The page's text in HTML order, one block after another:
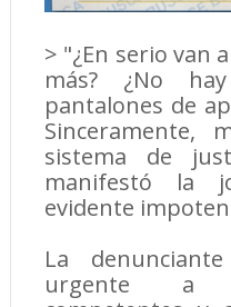
> "¿En serio van
más? ¿No
pantalones de
Sinceramente,
sistema de
manifestó la
evidente
La
urgente a